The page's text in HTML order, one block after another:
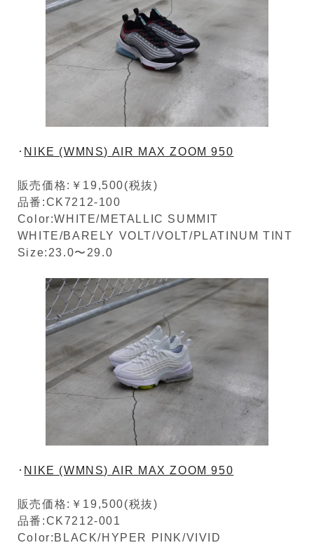
･ NIKE (WMNS) AIR MAX ZOOM 950
販売価格:￥19,500(税抜)
品番:CK7212-100
Color:WHITE/METALLIC SUMMIT
WHITE/BARELY VOLT/VOLT/PLATINUM TINT
Size:23.0〜29.0
･ NIKE (WMNS) AIR MAX ZOOM 950
販売価格:￥19,500(税抜)
品番:CK7212-001
Color:BLACK/HYPER PINK/VIVID